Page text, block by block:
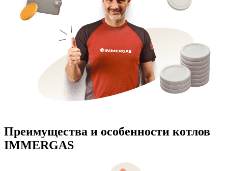
Преимущества и особенности котлов
IMMERGAS